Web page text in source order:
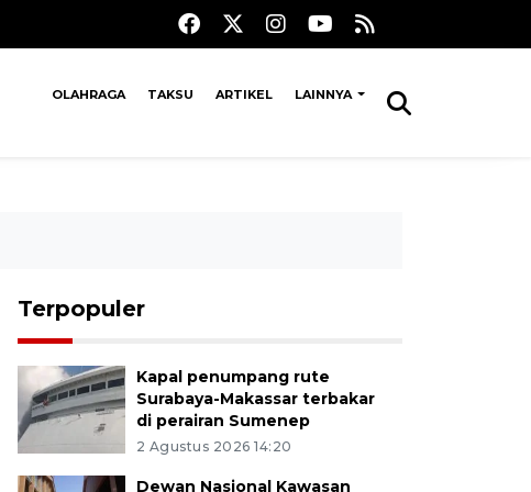
OLAHRAGA TAKSU ARTIKEL LAINNYA
Terpopuler
Kapal penumpang rute
Surabaya-Makassar terbakar
di perairan Sumenep
2 Agustus 2026 14:20
Dewan Nasional Kawasan